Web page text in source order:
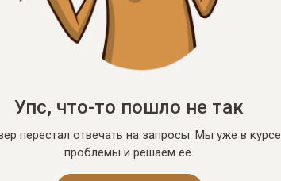
Упс, что-то пошло не так
перестал отвечать на запросы. Мы уже в курсе
проблемы и решаем её.